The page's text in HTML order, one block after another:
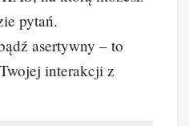
pytań.
asertywny – to
interakcji z